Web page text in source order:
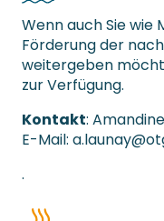
Wenn auch Sie wie
Förderung der
weitergeben
zur Verfügung.
Kontakt:
E-Mail:
.